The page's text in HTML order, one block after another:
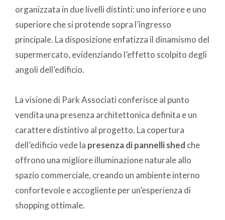
organizzata in due livelli distinti: uno inferiore e uno
superiore che si protende sopra l’ingresso
principale. La disposizione enfatizza il dinamismo del
supermercato, evidenziando l’effetto scolpito degli
angoli dell’edificio.
La visione di Park Associati conferisce al punto
vendita una presenza architettonica definita e un
carattere distintivo al progetto. La copertura
dell’edificio vede la presenza di pannelli shed che
offrono una migliore illuminazione naturale allo
spazio commerciale, creando un ambiente interno
confortevole e accogliente per un’esperienza di
shopping ottimale.